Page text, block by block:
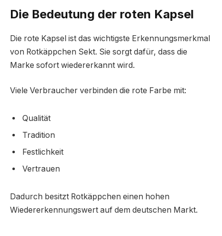
Die Bedeutung der roten Kapsel
Die rote Kapsel ist das wichtigste Erkennungsmerkmal
von Rotkäppchen Sekt. Sie sorgt dafür, dass die
Marke sofort wiedererkannt wird.
Viele Verbraucher verbinden die rote Farbe mit:
Qualität
Tradition
Festlichkeit
Vertrauen
Dadurch besitzt Rotkäppchen einen hohen
Wiedererkennungswert auf dem deutschen Markt.